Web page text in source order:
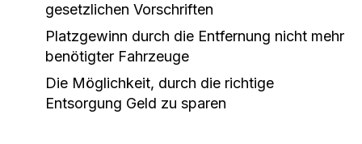
gesetzlichen Vorschriften
Platzgewinn durch die Entfernung nicht mehr
benötigter Fahrzeuge
Die Möglichkeit, durch die richtige
Entsorgung Geld zu sparen